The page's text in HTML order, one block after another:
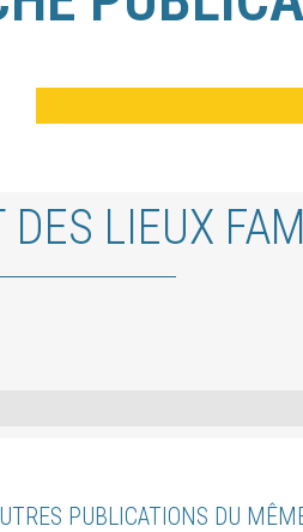
DES LIEUX
PUBLICATIONS DU